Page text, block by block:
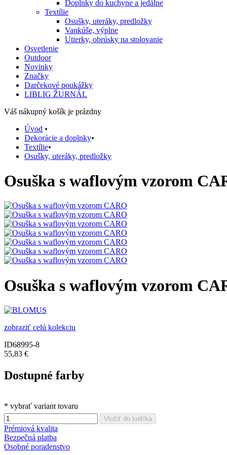
Doplnky do kuchyne a jedálne
Textílie
Osušky, uteráky, predložky
Vankúše, výplne
Utierky, obrúsky na stolovanie
Osvetlenie
Outdoor
Novinky
Značky
Darčekové poukážky
LIBLIG ŽURNÁL
Váš nákupný košík je prázdny
Úvod •
Dekorácie a doplnky•
Textílie•
Osušky, uteráky, predložky
Osuška s waflovým vzorom
Osuška s waflovým vzorom
zobraziť celú kolekciu
ID68995-8
55,83 €
Dostupné farby
* vybrať variant tovaru
Vložiť do košíka
Prémiová kvalita
Bezpečná platba
Osobné poradenstvo